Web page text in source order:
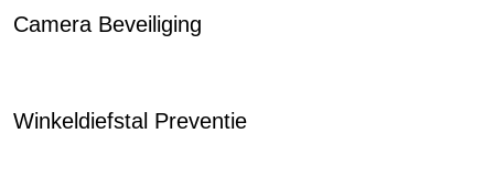
Camera Beveiliging
Winkeldiefstal Preventie